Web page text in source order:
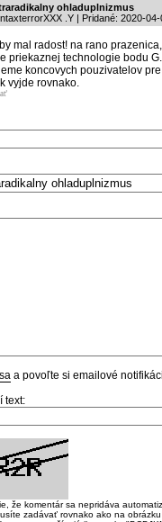
ohladuplnizmus
.Y | Pridané: 2020-
mal radost! na rano
priekaznej technologie bodu
koncovych pouzivatelov
vyjde rovnako.
a povoľte si emailové
text:
že komentár sa nepridáva
zadávať rovnako ako na